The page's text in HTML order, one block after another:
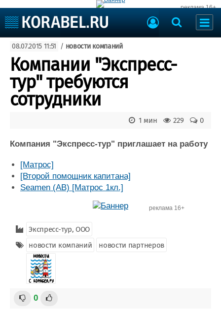
реклама 16+
Судоходство
Судоремонт
События
Пресс-релизы
Порты
Рыболовство
ВМФ
Образование
Судостроение
Новости
Компании
Журнал
Реклама
Торговая площадка
Оборудование
Изделия
Материалы
Конференции
Выставки и семинары
Личности
Словарь
08.07.2015 11:51 / новости компаний
Компании "Экспресс-
тур" требуются
сотрудники
0
229
1 мин
Компания "Экспресс-тур" приглашает на работу
[Матрос]
[Второй помощник капитана]
Seamen (AB) [Матрос 1кл.]
реклама 16+
Экспресс-тур, ООО
новости компаний
новости партнеров
0